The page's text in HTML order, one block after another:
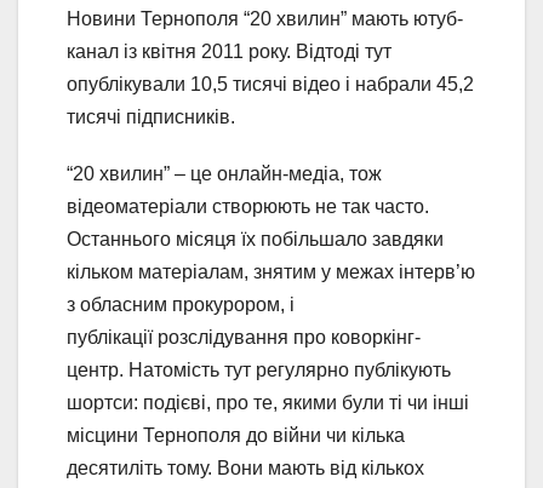
Новини Тернополя “20 хвилин” мають ютуб-
канал із квітня 2011 року. Відтоді тут
опублікували 10,5 тисячі відео і набрали 45,2
тисячі підписників.
“20 хвилин” – це онлайн-медіа, тож
відеоматеріали створюють не так часто.
Останнього місяця їх побільшало завдяки
кільком матеріалам, знятим у межах інтерв’ю
з обласним прокурором, і
публікації розслідування про коворкінг-
центр. Натомість тут регулярно публікують
шортси: подієві, про те, якими були ті чи інші
місцини Тернополя до війни чи кілька
десятиліть тому. Вони мають від кількох